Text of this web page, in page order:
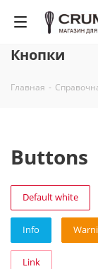
Кнопки
Главная -
Buttons
Default white
Info
Link